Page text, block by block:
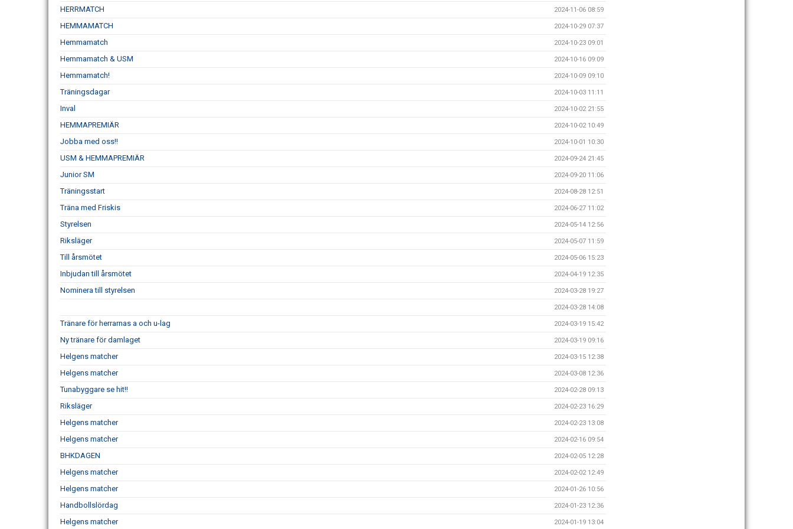
HERRMATCH 2024-11-06 08:59
HEMMAMATCH 2024-10-29 07:37
Hemmamatch 2024-10-23 09:01
Hemmamatch & USM 2024-10-16 09:09
Hemmamatch! 2024-10-09 09:10
Träningsdagar 2024-10-03 11:11
Inval 2024-10-02 21:55
HEMMAPREMIÄR 2024-10-02 10:49
Jobba med oss!! 2024-10-01 10:30
USM & HEMMAPREMIÄR 2024-09-24 21:45
Junior SM 2024-09-20 11:06
Träningsstart 2024-08-28 12:51
Träna med Friskis 2024-06-27 11:02
Styrelsen 2024-05-14 12:56
Riksläger 2024-05-07 11:59
Till årsmötet 2024-05-06 15:23
Inbjudan till årsmötet 2024-04-19 12:35
Nominera till styrelsen 2024-03-28 19:27
2024-03-28 14:08
Tränare för herrarnas a och u-lag 2024-03-19 15:42
Ny tränare för damlaget 2024-03-19 09:16
Helgens matcher 2024-03-15 12:38
Helgens matcher 2024-03-08 12:36
Tunabyggare se hit!! 2024-02-28 09:13
Riksläger 2024-02-23 16:29
Helgens matcher 2024-02-23 13:08
Helgens matcher 2024-02-16 09:54
BHKDAGEN 2024-02-05 12:28
Helgens matcher 2024-02-02 12:49
Helgens matcher 2024-01-26 10:56
Handbollslördag 2024-01-23 12:36
Helgens matcher 2024-01-19 13:04